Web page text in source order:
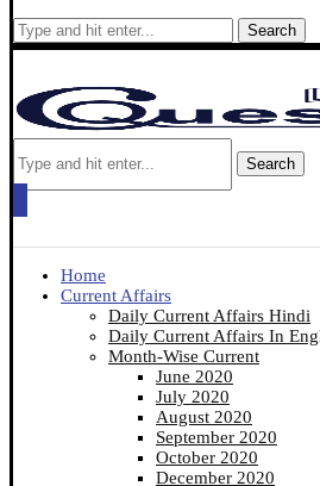
Search
Search
Home
Current Affairs
Daily Current Affairs Hindi
Daily Current Affairs In
Month-Wise Current
June 2020
July 2020
August 2020
September 2020
October 2020
December 2020